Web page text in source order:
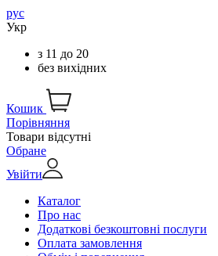
рус
Укр
з 11 до 20
без вихідних
Кошик
Порівняння
Товари відсутні
Обране
Увійти
Каталог
Про нас
Додаткові безкоштовні послуги
Оплата замовлення